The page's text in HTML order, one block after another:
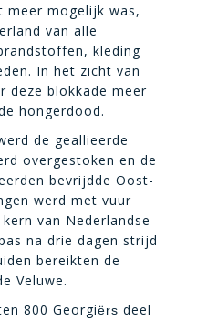
meer mogelijk was,
van alle
kleding
In het zicht van
deze blokkade meer
hongerdood.
de geallieerde
overgestoken en de
bevrijdde Oost-
werd met vuur
van Nederlandse
na drie dagen strijd
bereikten de
Veluwe.
800 Georgiërs deel